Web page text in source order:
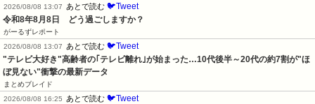
2026/08/08 13:07
あとで読む 🐦Tweet
令和8年8月8日　どう過ごしますか？
がーるずレポート
2026/08/08 13:07
あとで読む 🐦Tweet
"テレビ大好き"高齢者の｢テレビ離れ｣が始まった…10代後半～20代の約7割が"ほ
ぼ見ない"衝撃の最新データ
まとめブレイド
2026/08/08 16:25
あとで読む 🐦Tweet